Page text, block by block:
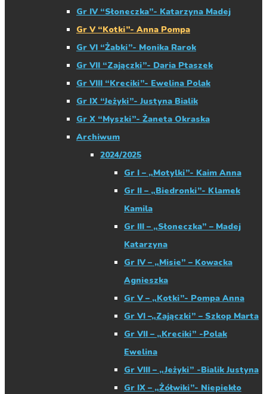
Gr IV “Słoneczka”- Katarzyna Madej
Gr V “Kotki”- Anna Pompa
Gr VI “Żabki”- Monika Rarok
Gr VII “Zajączki”- Daria Ptaszek
Gr VIII “Kreciki”- Ewelina Polak
Gr IX “Jeżyki”- Justyna Bialik
Gr X “Myszki”- Żaneta Okraska
Archiwum
2024/2025
Gr I – „Motylki”- Kaim Anna
Gr II – „Biedronki”- Klamek
Kamila
Gr III – „Słoneczka” – Madej
Katarzyna
Gr IV – „Misie” – Kowacka
Agnieszka
Gr V – „Kotki”- Pompa Anna
Gr VI –„Zajączki” – Szkop Marta
Gr VII – „Kreciki” -Polak
Ewelina
Gr VIII – „Jeżyki” -Bialik Justyna
Gr IX – „Żółwiki”- Niepiekło